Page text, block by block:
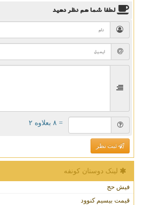
لطفا شما همنظر دهید
= ۸ بعلاوه ۲
ثبت نظر
لینک دوستان كونفه
فیش حج
قیمت بیسیم کنوود